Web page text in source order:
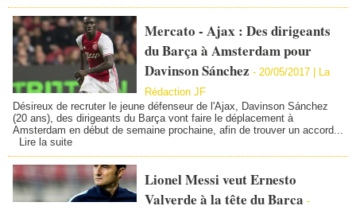
Mercato - Ajax : Des dirigeants
du Barça à Amsterdam pour
Davinson Sánchez - 20/05/2017 | La
Rédaction JF
Désireux de recruter le jeune défenseur de l'Ajax, Davinson Sánchez
(20 ans), des dirigeants du Barça vont faire le déplacement à
Amsterdam en début de semaine prochaine, afin de trouver un accord...
Lire la suite
Lionel Messi veut Ernesto
Valverde à la tête du Barca -